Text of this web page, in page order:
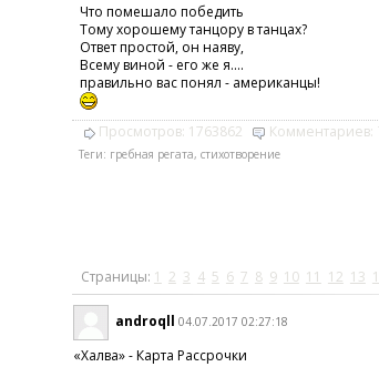
Что помешало победить
Тому хорошему танцору в танцах?
Ответ простой, он наяву,
Всему виной - его же я....
правильно вас понял - американцы!
Просмотров: 1763862 Комментариев:
Теги: гребная регата, стихотворение
Страницы: 1 2 3 4 5 6 7 8 9 10 11 12 13
androqll 04.07.2017 02:27:18
«Халва» - Карта Рассрочки